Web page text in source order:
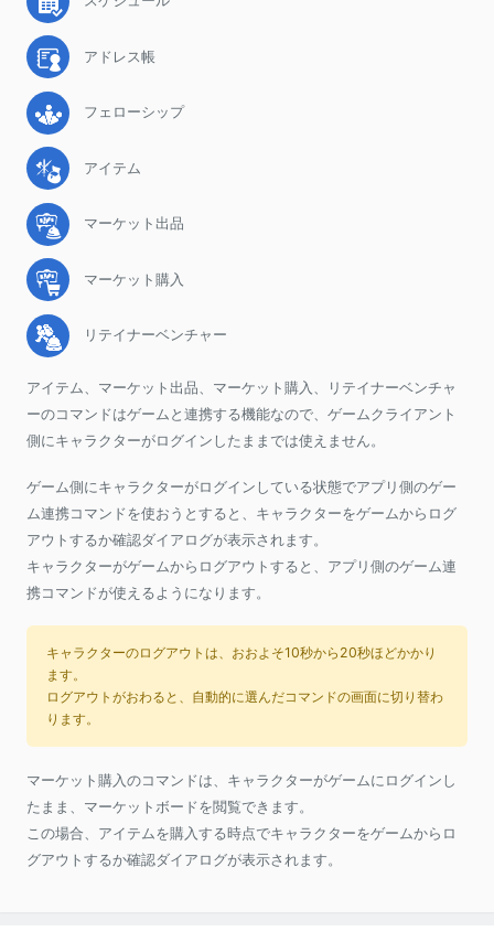
アドレス帳
フェローシップ
アイテム
マーケット出品
マーケット購入
リテイナーベンチャー
アイテム、マーケット出品、マーケット購入、リテイナーベンチャ
ーのコマンドはゲームと連携する機能なので、ゲームクライアント
側にキャラクターがログインしたままでは使えません。
ゲーム側にキャラクターがログインしている状態でアプリ側のゲー
ム連携コマンドを使おうとすると、キャラクターをゲームからログ
アウトするか確認ダイアログが表示されます。
キャラクターがゲームからログアウトすると、アプリ側のゲーム連
携コマンドが使えるようになります。
キャラクターのログアウトは、おおよそ10秒から20秒ほどかかり
ます。
ログアウトがおわると、自動的に選んだコマンドの画面に切り替わ
ります。
マーケット購入のコマンドは、キャラクターがゲームにログインし
たまま、マーケットボードを閲覧できます。
この場合、アイテムを購入する時点でキャラクターをゲームからロ
グアウトするか確認ダイアログが表示されます。